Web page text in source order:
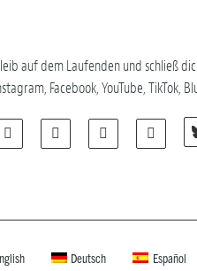
auf dem Laufenden und schließ
Facebook, YouTube, TikTok,
Deutsch Español